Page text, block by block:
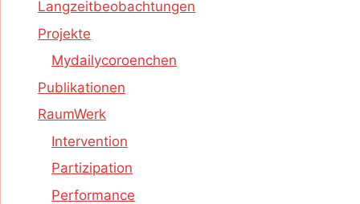
Langzeitbeobachtungen
Projekte
Mydailycoroenchen
Publikationen
RaumWerk
Intervention
Partizipation
Performance